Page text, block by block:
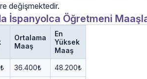
değişmektedir.
İspanyolca Öğretmeni
Ortalama
Maaş
En
Yüksek
Maaş
36.400₺ 48.200₺